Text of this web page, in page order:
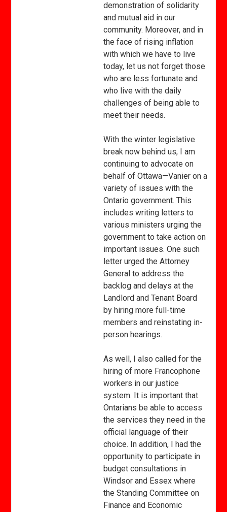
demonstration of solidarity
and mutual aid in our
community. Moreover, and in
the face of rising inflation
with which we have to live
today, let us not forget those
who are less fortunate and
who live with the daily
challenges of being able to
meet their needs.
With the winter legislative
break now behind us, I am
continuing to advocate on
behalf of Ottawa—Vanier on a
variety of issues with the
Ontario government. This
includes writing letters to
various ministers urging the
government to take action on
important issues. One such
letter urged the Attorney
General to address the
backlog and delays at the
Landlord and Tenant Board
by hiring more full-time
members and reinstating in-
person hearings.
As well, I also called for the
hiring of more Francophone
workers in our justice
system. It is important that
Ontarians be able to access
the services they need in the
official language of their
choice. In addition, I had the
opportunity to participate in
budget consultations in
Windsor and Essex where
the Standing Committee on
Finance and Economic